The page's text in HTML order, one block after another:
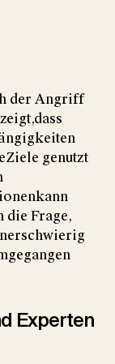
der Angriff
genutzt
die Frage,
Experten